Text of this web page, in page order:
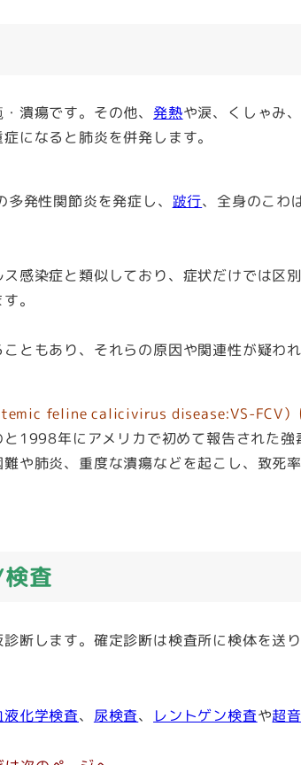
潰瘍です。その他、 発熱や涙、くしゃみ
になると肺炎を併発します。
発性関節炎を発症し、 跛行、全身のこわ
感染症と類似しており、症状だけでは区
。
ともあり、それらの原因や関連性が疑われ
feline calicivirus disease:VS-FCV）
1998年にアメリカで初めて報告された
や肺炎、重度な潰瘍などを起こし、致
査
断します。確定診断は検査所に検体を送
液化学検査、 尿検査、 レントゲン検査や超